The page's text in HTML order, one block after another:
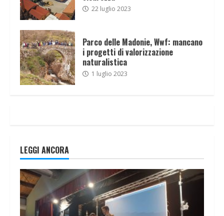
22 luglio 2023
Parco delle Madonie, Wwf: mancano
i progetti di valorizzazione
naturalistica
1 luglio 2023
LEGGI ANCORA